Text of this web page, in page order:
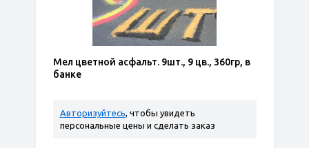
Мел цветной асфальт. 9шт., 9 цв., 360гр, в
банке
Авторизуйтесь, чтобы увидеть
персональные цены и сделать заказ